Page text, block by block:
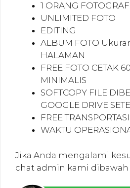
1 ORANG
UNLIMITED FOTO
EDITING
ALBUM FOTO
HALAMAN
FREE FOTO CETAK
MINIMALIS
SOFTCOPY FILE
GOOGLE DRIVE
FREE
WAKTU
Jika Anda mengalami
chat admin kami dibawah